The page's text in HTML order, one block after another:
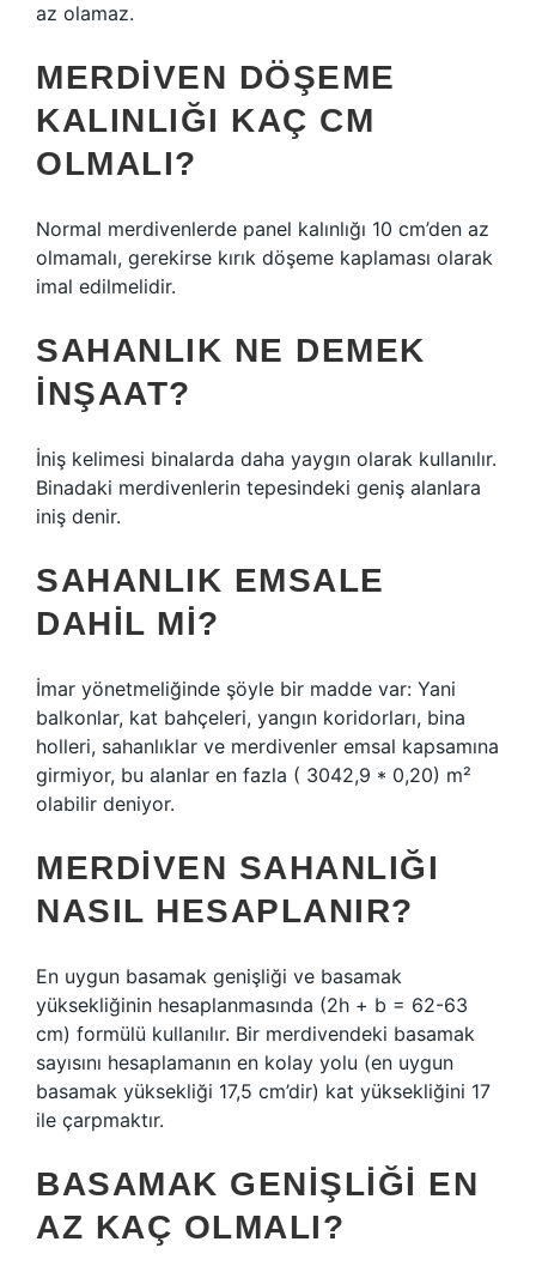
az olamaz.
MERDIVEN DÖŞEME
KALINLIĞI KAÇ CM
OLMALI?
Normal merdivenlerde panel kalınlığı 10 cm’den az
olmamalı, gerekirse kırık döşeme kaplaması olarak
imal edilmelidir.
SAHANLIK NE DEMEK
INŞAAT?
İniş kelimesi binalarda daha yaygın olarak kullanılır.
Binadaki merdivenlerin tepesindeki geniş alanlara
iniş denir.
SAHANLIK EMSALE
DAHIL MI?
İmar yönetmeliğinde şöyle bir madde var: Yani
balkonlar, kat bahçeleri, yangın koridorları, bina
holleri, sahanlıklar ve merdivenler emsal kapsamına
girmiyor, bu alanlar en fazla ( 3042,9 * 0,20) m²
olabilir deniyor.
MERDIVEN SAHANLIĞI
NASIL HESAPLANIR?
En uygun basamak genişliği ve basamak
yüksekliğinin hesaplanmasında (2h + b = 62-63
cm) formülü kullanılır. Bir merdivendeki basamak
sayısını hesaplamanın en kolay yolu (en uygun
basamak yüksekliği 17,5 cm’dir) kat yüksekliğini 17
ile çarpmaktır.
BASAMAK GENIŞLIĞI EN
AZ KAÇ OLMALI?